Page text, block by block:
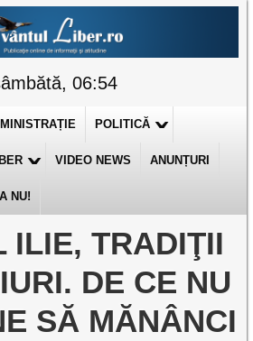
06:54
POLITICĂ
VIDEO NEWS ANUNȚURI
NU!
ILIE, TRADIŢII
DE CE NU
SĂ MĂNÂNCI